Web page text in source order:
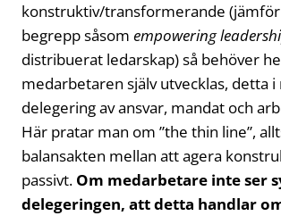
konstruktiv/transformerande
begrepp såsom empowering
distribuerat ledarskap) så behöver
medarbetaren själv utvecklas, detta
delegering av ansvar, mandat och
Här pratar man om ”the thin line”,
balansakten mellan att agera
passivt. Om medarbetare inte ser
delegeringen, att detta handlar